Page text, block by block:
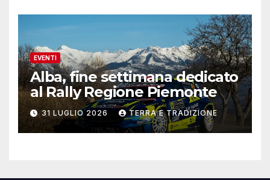
EVENTI
Alba, fine settimana dedicato
al Rally Regione Piemonte
31 LUGLIO 2026 TERRA E TRADIZIONE